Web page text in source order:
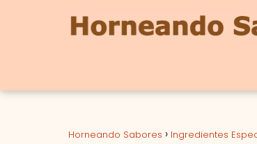
Horneando Sabores Ingredientes